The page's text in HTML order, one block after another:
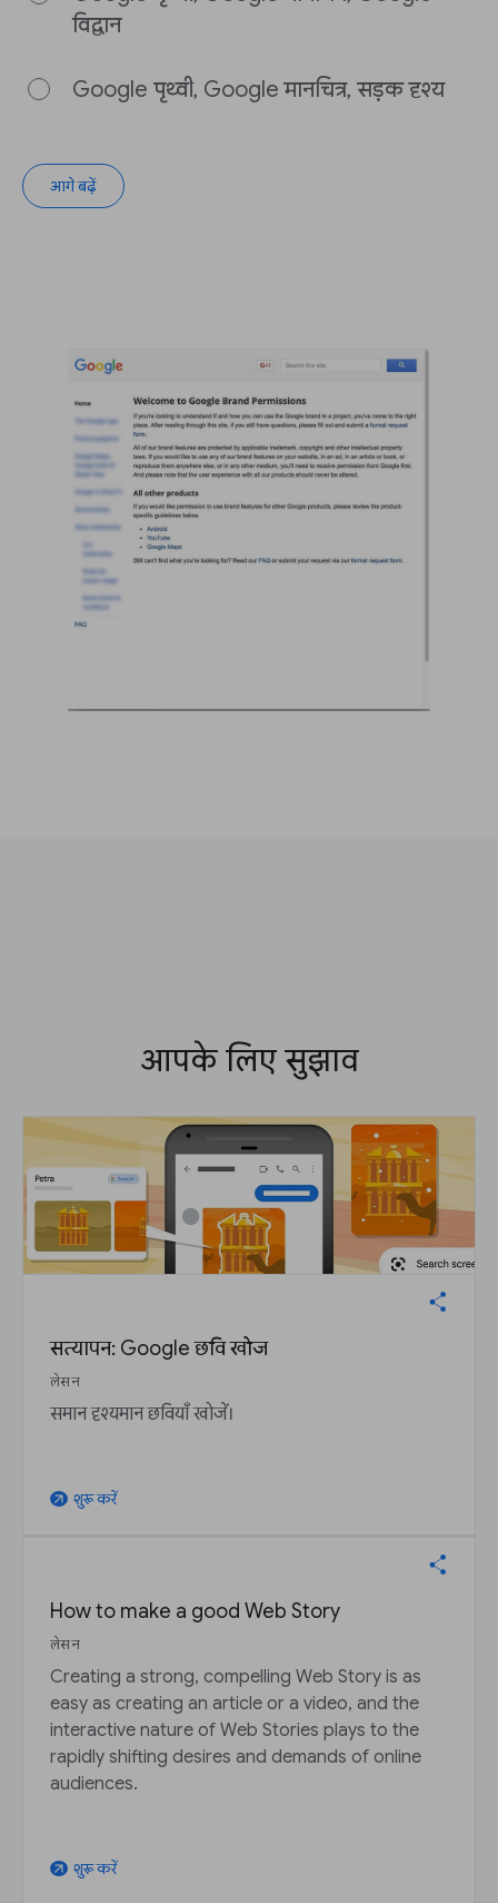
विद्वान
Google पृथ्वी, Google मानचित्र, सड़क दृश्य
आगे बढ़ें
आपके लिए सुझाव
सत्यापन: Google छवि खोज
लेसन
समान दृश्यमान छवियाँ खोजें।
arrow_outward शुरू करें
How to make a good Web Story
लेसन
Creating a strong, compelling Web Story is as
easy as creating an article or a video, and the
interactive nature of Web Stories plays to the
rapidly shifting desires and demands of online
audiences.
arrow_outward शुरू करें